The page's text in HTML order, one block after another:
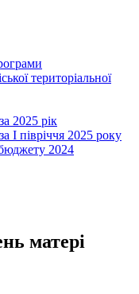
територіальної
2025 рік
І півріччя 2025 року
2024
матері